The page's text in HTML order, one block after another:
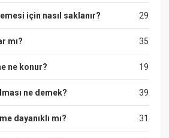
29
için nasıl saklanır?
35
mı?
19
ne konur?
39
ne demek?
31
dayanıklı mı?